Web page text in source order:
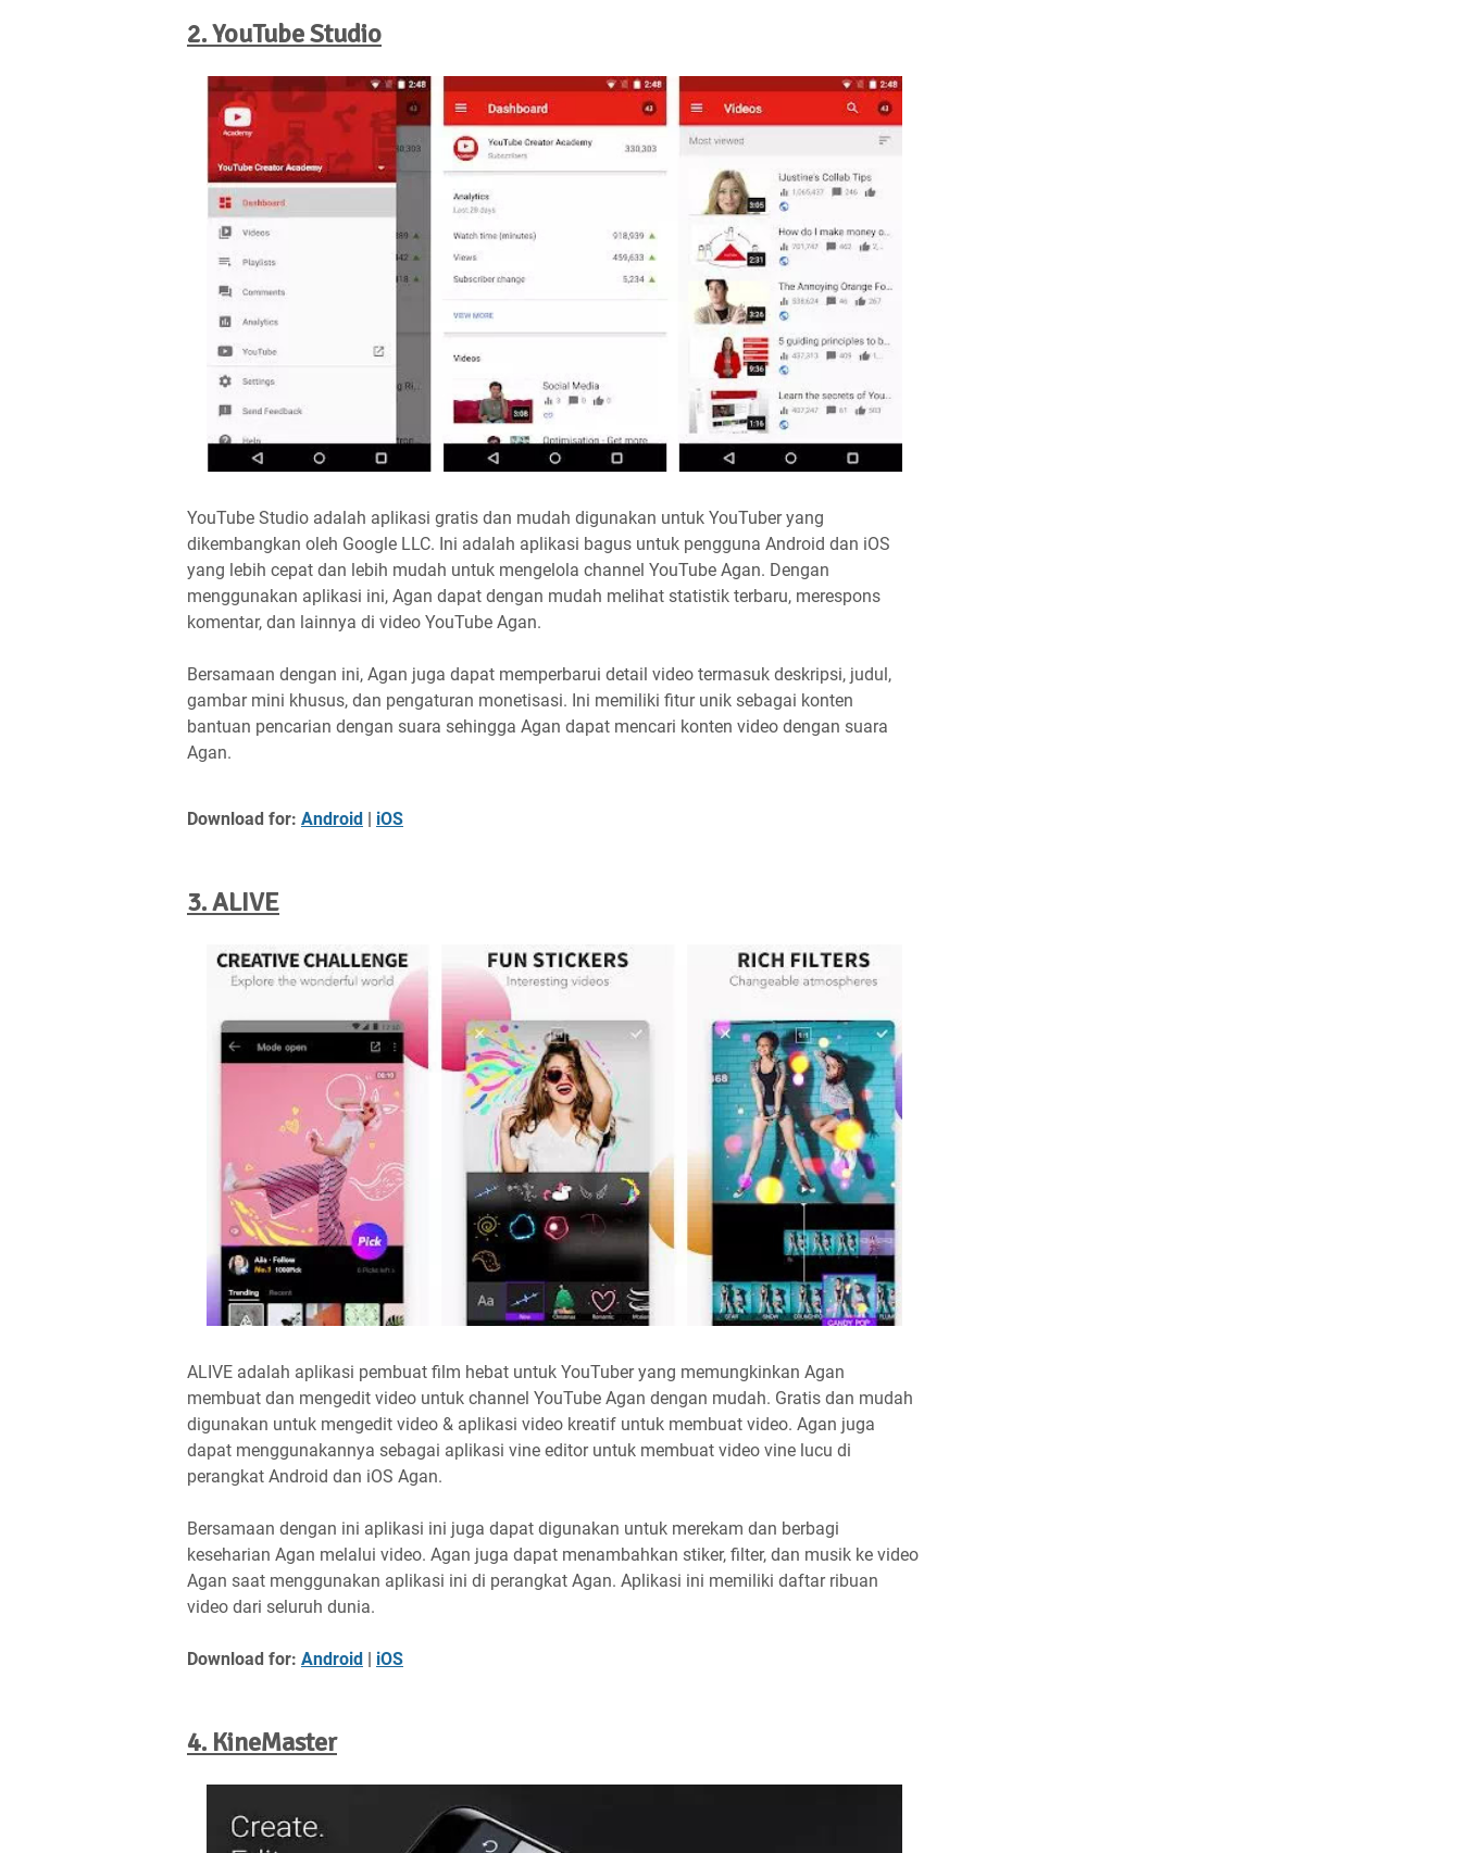
2. YouTube Studio
YouTube Studio adalah aplikasi gratis dan mudah digunakan untuk YouTuber yang
dikembangkan oleh Google LLC. Ini adalah aplikasi bagus untuk pengguna Android dan iOS
yang lebih cepat dan lebih mudah untuk mengelola channel YouTube Agan. Dengan
menggunakan aplikasi ini, Agan dapat dengan mudah melihat statistik terbaru, merespons
komentar, dan lainnya di video YouTube Agan.
Bersamaan dengan ini, Agan juga dapat memperbarui detail video termasuk deskripsi, judul,
gambar mini khusus, dan pengaturan monetisasi. Ini memiliki fitur unik sebagai konten
bantuan pencarian dengan suara sehingga Agan dapat mencari konten video dengan suara
Agan.
Download for: Android | iOS
3. ALIVE
ALIVE adalah aplikasi pembuat film hebat untuk YouTuber yang memungkinkan Agan
membuat dan mengedit video untuk channel YouTube Agan dengan mudah. Gratis dan mudah
digunakan untuk mengedit video & aplikasi video kreatif untuk membuat video. Agan juga
dapat menggunakannya sebagai aplikasi vine editor untuk membuat video vine lucu di
perangkat Android dan iOS Agan.
Bersamaan dengan ini aplikasi ini juga dapat digunakan untuk merekam dan berbagi
keseharian Agan melalui video. Agan juga dapat menambahkan stiker, filter, dan musik ke video
Agan saat menggunakan aplikasi ini di perangkat Agan. Aplikasi ini memiliki daftar ribuan
video dari seluruh dunia.
Download for: Android | iOS
4. KineMaster